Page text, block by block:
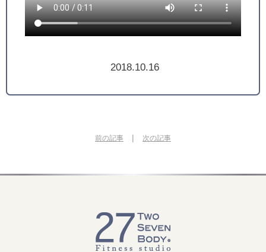
2018.10.16
前の記事 | 次の記事